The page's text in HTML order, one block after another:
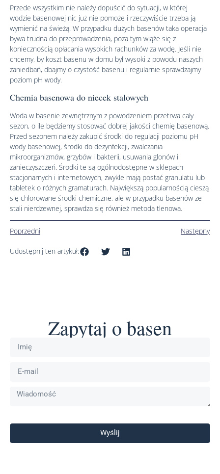
Przede wszystkim nie należy dopuścić do sytuacji, w której
wodzie basenowej nic już nie pomoże i rzeczywiście trzeba ją
wymienić na świeżą. W przypadku dużych basenów taka operacja
bywa trudna do przeprowadzenia, poza tym wiąże się z
koniecznością opłacania wysokich rachunków za wodę. Jeśli nie
chcemy, by koszt basenu w domu był wysoki z powodu naszych
zaniedbań, dbajmy o czystość basenu i regularnie sprawdzajmy
poziom pH wody.
Chemia basenowa do niecek stalowych
Woda w basenie zewnętrznym z powodzeniem przetrwa cały
sezon, o ile będziemy stosować dobrej jakości chemię basenową.
Przed sezonem należy zakupić środki do regulacji poziomu pH
wody basenowej, środki do dezynfekcji, zwalczania
mikroorganizmów, grzybów i bakterii, usuwania glonów i
zanieczyszczeń. Środki te są ogólnodostępne w sklepach
stacjonarnych i internetowych, zwykle mają postać granulatu lub
tabletek o różnych gramaturach. Największą popularnością cieszą
się chlorowane środki chemiczne, ale w przypadku basenów ze
stali nierdzewnej, sprawdza się również metoda tlenowa.
Poprzedni Następny
Udostępnij ten artykuł:
Zapytaj o basen
Wyślij